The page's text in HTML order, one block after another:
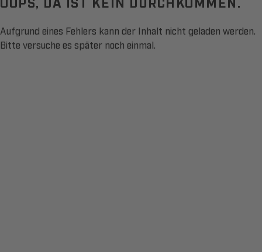
Aufgrund eines Fehlers kann der Inhalt nicht geladen werden.
Bitte versuche es später noch einmal.